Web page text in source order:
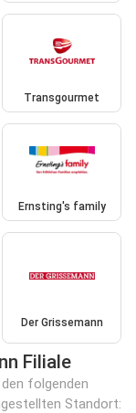
Transgourmet
Ernsting's family
Der Grissemann
Filiale
folgenden
Standort: